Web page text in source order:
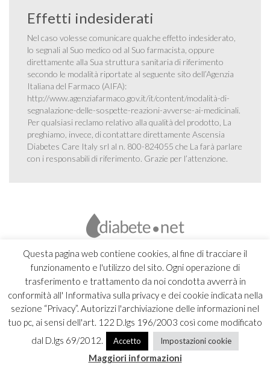
Questa pagina web contiene cookies, al fine di tracciare il
funzionamento e l'utilizzo del sito. Ogni operazione di
trasferimento e trattamento da noi condotta avverrà in
conformità all' Informativa sulla privacy e dei cookie indicata nella
sezione “Privacy”. Autorizzi l'archiviazione delle informazioni nel
tuo pc, ai sensi dell'art. 122 D.lgs 196/2003 così come modificato
dal D.lgs 69/2012.
Accetto Impostazioni cookie
Maggiori informazioni
Effetti indesiderati
Nel caso volesse comunicare qualche effetto indesiderato,
lo segnali al Suo medico od al Suo farmacista, oppure
direttamente alla Sua struttura sanitaria di riferimento
secondo le modalità riportate al seguente sito dell’Agenzia
Italiana del Farmaco (AIFA):
http://www.agenziafarmaco.gov.it/it/content/modalità-di-
segnalazione-delle-sospette-reazioni-avverse-ai-medicinali.
Per qualsiasi reclamo relativo alla qualità del prodotto, La
preghiamo, invece, di contattare direttamente Ascensia
Diabetes Care Italy srl al n. 800-824055 che La farà parlare
con i responsabili di riferimento. Grazie per l’attenzione.
Copyright 2026 Ascensia Diabetes Care Italy srl |Credits